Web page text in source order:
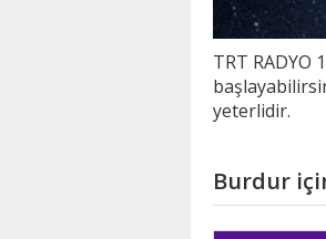
TRT RADYO
yeterlidir.
Burdur